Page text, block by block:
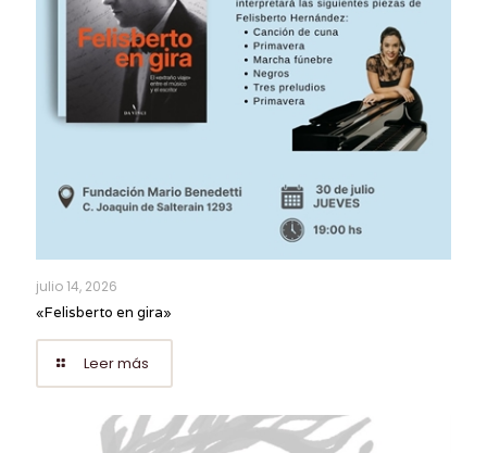
julio 14, 2026
«Felisberto en gira»
Leer más